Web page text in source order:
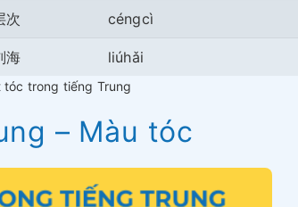
次 céngcì
海 liúhǎi
trong tiếng Trung
– Màu tóc